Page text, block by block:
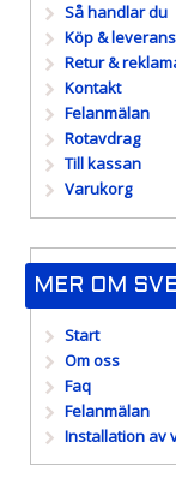
Så handlar du
Köp &
Retur &
Kontakt
Felanmälan
Rotavdrag
Till kassan
Varukorg
MER OM
Start
Om oss
Faq
Felanmälan
Installation av